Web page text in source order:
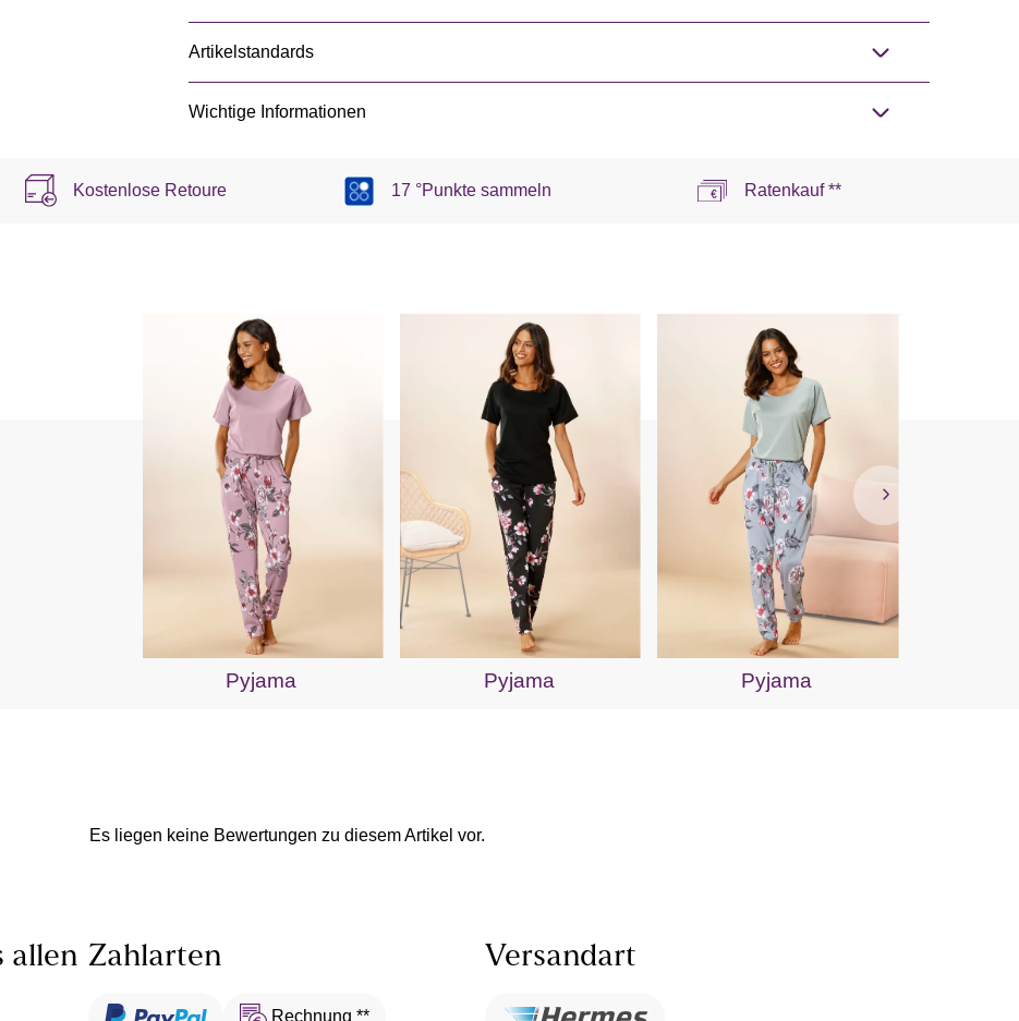
Artikelstandards
Wichtige Informationen
Kostenlose Retoure 17 °Punkte sammeln Ratenkauf **
Pyjama Pyjama Pyjama
Es liegen keine Bewertungen zu diesem Artikel vor.
allen Zahlarten
Rechnung **
Versandart